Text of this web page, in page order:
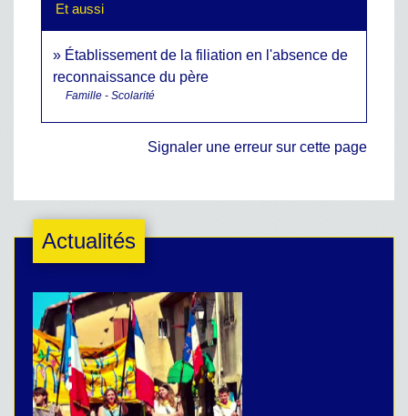
Et aussi
Établissement de la filiation en l'absence de
reconnaissance du père
Famille - Scolarité
Signaler une erreur sur cette page
Actualités